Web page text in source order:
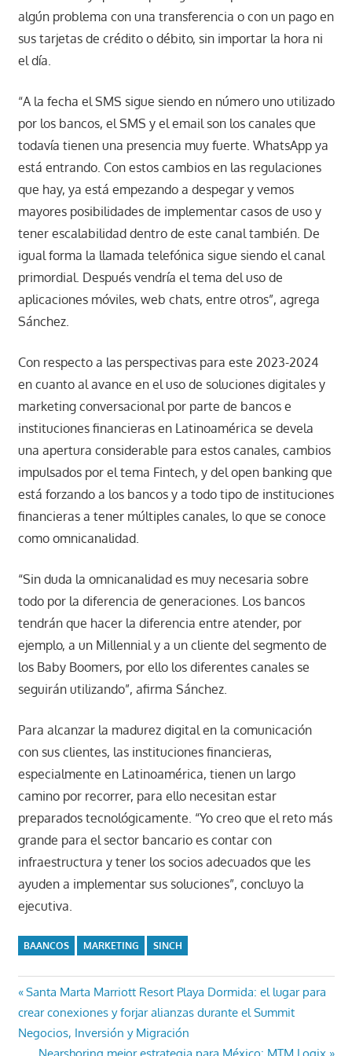
algún problema con una transferencia o con un pago en
sus tarjetas de crédito o débito, sin importar la hora ni
el día.
“A la fecha el SMS sigue siendo en número uno utilizado
por los bancos, el SMS y el email son los canales que
todavía tienen una presencia muy fuerte. WhatsApp ya
está entrando. Con estos cambios en las regulaciones
que hay, ya está empezando a despegar y vemos
mayores posibilidades de implementar casos de uso y
tener escalabilidad dentro de este canal también. De
igual forma la llamada telefónica sigue siendo el canal
primordial. Después vendría el tema del uso de
aplicaciones móviles, web chats, entre otros”, agrega
Sánchez.
Con respecto a las perspectivas para este 2023-2024
en cuanto al avance en el uso de soluciones digitales y
marketing conversacional por parte de bancos e
instituciones financieras en Latinoamérica se devela
una apertura considerable para estos canales, cambios
impulsados por el tema Fintech, y del open banking que
está forzando a los bancos y a todo tipo de instituciones
financieras a tener múltiples canales, lo que se conoce
como omnicanalidad.
“Sin duda la omnicanalidad es muy necesaria sobre
todo por la diferencia de generaciones. Los bancos
tendrán que hacer la diferencia entre atender, por
ejemplo, a un Millennial y a un cliente del segmento de
los Baby Boomers, por ello los diferentes canales se
seguirán utilizando”, afirma Sánchez.
Para alcanzar la madurez digital en la comunicación
con sus clientes, las instituciones financieras,
especialmente en Latinoamérica, tienen un largo
camino por recorrer, para ello necesitan estar
preparados tecnológicamente. “Yo creo que el reto más
grande para el sector bancario es contar con
infraestructura y tener los socios adecuados que les
ayuden a implementar sus soluciones”, concluyo la
ejecutiva.
BAANCOS MARKETING SINCH
Navegación
de
Entrada
anterior:
Santa Marta Marriott Resort Playa Dormida: el lugar para
crear conexiones y forjar alianzas durante el Summit
Negocios, Inversión y Migración
Entrada